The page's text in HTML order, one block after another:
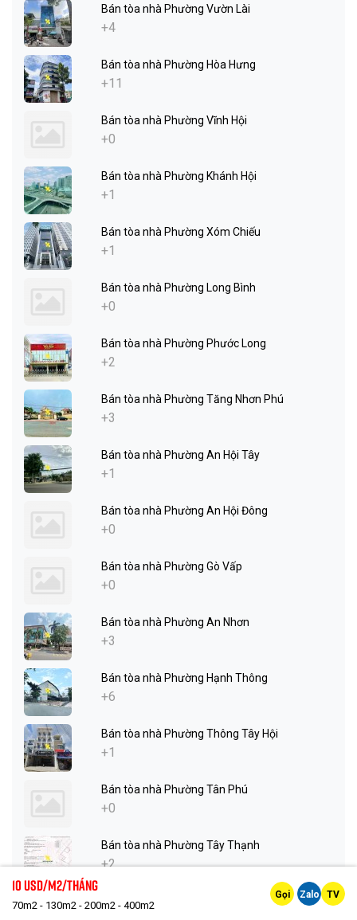
Bán tòa nhà Phường Vườn Lài
+4
Bán tòa nhà Phường Hòa Hưng
+11
Bán tòa nhà Phường Vĩnh Hội
+0
Bán tòa nhà Phường Khánh Hội
+1
Bán tòa nhà Phường Xóm Chiếu
+1
Bán tòa nhà Phường Long Bình
+0
Bán tòa nhà Phường Phước Long
+2
Bán tòa nhà Phường Tăng Nhơn Phú
+3
Bán tòa nhà Phường An Hội Tây
+1
Bán tòa nhà Phường An Hội Đông
+0
Bán tòa nhà Phường Gò Vấp
+0
Bán tòa nhà Phường An Nhơn
+3
Bán tòa nhà Phường Hạnh Thông
+6
Bán tòa nhà Phường Thông Tây Hội
+1
Bán tòa nhà Phường Tân Phú
+0
Bán tòa nhà Phường Tây Thạnh
+2
Bán tòa nhà Phường Tân Sơn Nhì
10 Usd/m2/tháng
70m2 - 130m2 - 200m2 - 400m2
Gọi Zalo TV